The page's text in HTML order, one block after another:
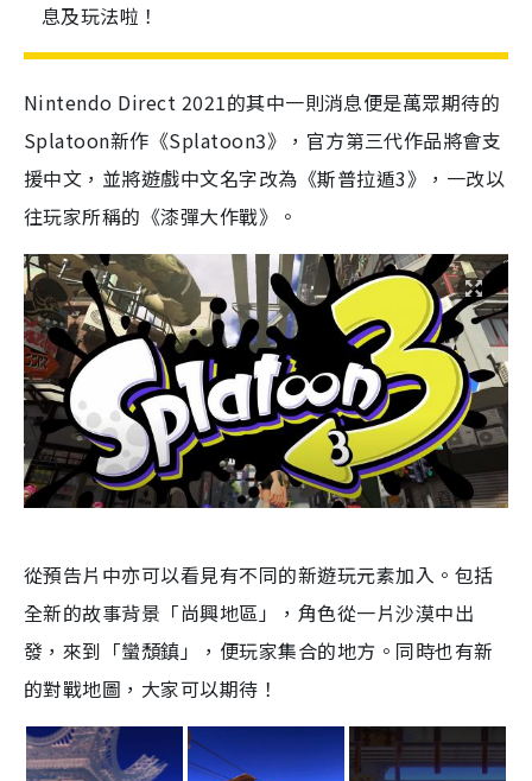
息及玩法啦！
Nintendo Direct 2021的其中一則消息便是萬眾期待的
Splatoon新作《Splatoon3》，官方第三代作品將會支
援中文，並將遊戲中文名字改為《斯普拉遁3》，一改以
往玩家所稱的《漆彈大作戰》。
從預告片中亦可以看見有不同的新遊玩元素加入。包括
全新的故事背景「尚興地區」，角色從一片沙漠中出
發，來到「蠻頹鎮」，便玩家集合的地方。同時也有新
的對戰地圖，大家可以期待！